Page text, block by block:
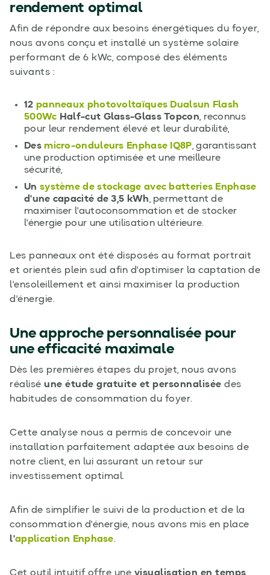
rendement optimal
Afin de répondre aux besoins énergétiques du foyer,
nous avons conçu et installé un système solaire
performant de 6 kWc, composé des éléments
suivants :
12 panneaux photovoltaïques Dualsun Flash
500Wc Half-cut Glass-Glass Topcon, reconnus
pour leur rendement élevé et leur durabilité,
Desmicro-onduleurs Enphase IQ8P, garantissant
une production optimisée et une meilleure
sécurité,
Un système de stockage avec batteries Enphase
d'une capacité de 3,5 kWh, permettant de
maximiser l'autoconsommation et de stocker
l'énergie pour une utilisation ultérieure.
Les panneaux ont été disposés au format portrait
et orientés plein sud afin d'optimiser la captation de
l'ensoleillement et ainsi maximiser la production
d'énergie.
Une approche personnalisée pour
une efficacité maximale
Dès les premières étapes du projet, nous avons
réalisé une étude gratuite et personnalisée des
habitudes de consommation du foyer.
Cette analyse nous a permis de concevoir une
installation parfaitement adaptée aux besoins de
notre client, en lui assurant un retour sur
investissement optimal.
Afin de simplifier le suivi de la production et de la
consommation d'énergie, nous avons mis en place
l'application Enphase.
Cet outil intuitif offre une visualisation en temps